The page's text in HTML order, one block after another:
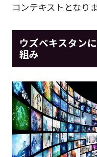
コンテキストとなりま
ウズベキスタン
組み